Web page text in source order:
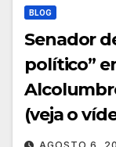
BLOG
Senador
político”
(veja o